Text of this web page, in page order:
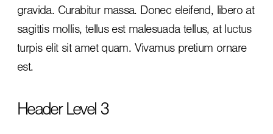
gravida. Curabitur massa. Donec eleifend, libero at
sagittis mollis, tellus est malesuada tellus, at luctus
turpis elit sit amet quam. Vivamus pretium ornare
est.
Header Level 3